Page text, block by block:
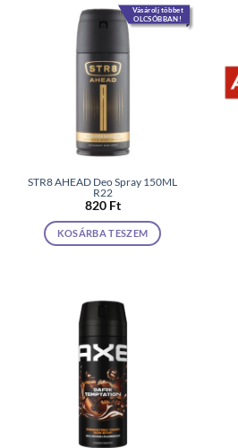
Vásárolj többet
OLCSÓBBAN!
STR8 AHEAD Deo Spray 150ML
R22
820 Ft
KOSÁRBA TESZEM